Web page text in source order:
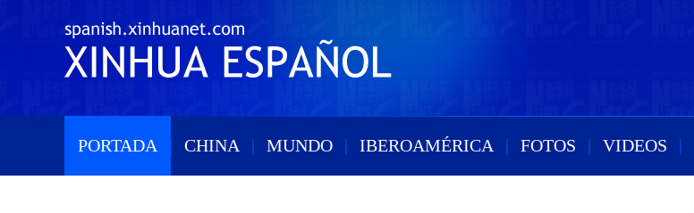
PORTADA | CHINA | MUNDO | IBEROAMÉRICA | FOTOS | VIDEOS |